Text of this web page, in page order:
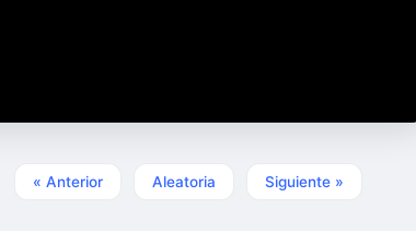
« Anterior Aleatoria Siguiente »